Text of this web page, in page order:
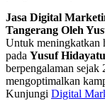
Jasa Digital
Tangerang Oleh
Untuk meningkatkan
pada Yusuf
berpengalaman sejak
mengoptimalkan
Kunjungi Digital